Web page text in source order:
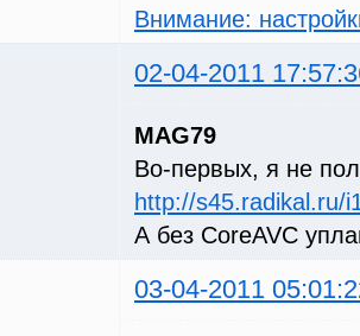
Внимание:
02-04-2011
MAG79
Во-первых, я не
http://s45.radikal.ru/
А без CoreAVC
03-04-2011